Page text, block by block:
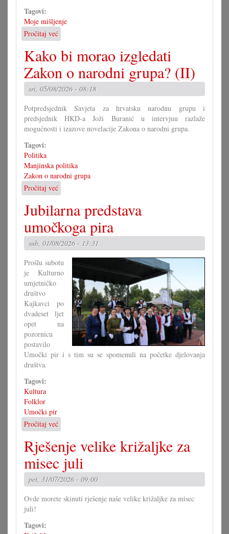
Tagovi:
Moje mišljenje
Pročitaj već
Ča
se
moremo
naučiti
od
Mirka
Berlakovića?
Kako bi morao izgledati
Zakon o narodni grupa? (II)
sri, 05/08/2026 - 08:18
Potpredsjednik Savjeta za hrvatsku narodnu grupu i
predsjednik HKD-a Joži Buranić u intervjuu razlaže
mogućnosti i izazove novelacije Zakona o narodni grupa.
Tagovi:
Politika
Manjinska politika
Zakon o narodni grupa
Pročitaj već
Kako
bi
morao
izgledati
Zakon
o
narodni
grupa?
Jubilarna predstava
umočkoga pira
sub, 01/08/2026 - 13:31
Prošlu subotu
je Kulturno
umjetničko
društvo
Kajkavci po
dvadeset ljet
opet na
pozornicu
postavilo
Umočki pir i s tim su se spomenuli na početke djelovanja
društva.
Tagovi:
Kultura
Folklor
Umočki pir
Pročitaj već
Jubilarna
predstava
umočkoga
pira
Rješenje velike križaljke za
misec juli
pet, 31/07/2026 - 09:00
Ovde morete skinuti rješenje naše velike križaljke za misec
juli!
Tagovi: